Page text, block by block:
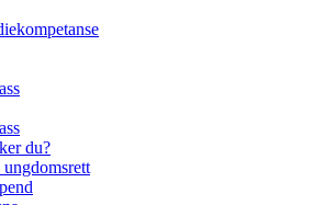
du?
ungdomsrett